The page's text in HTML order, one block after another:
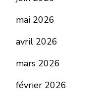
mai 2026
avril 2026
mars 2026
février 2026